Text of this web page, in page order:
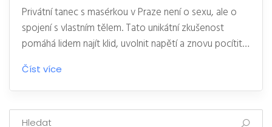
Privátní tanec s masérkou v Praze není o sexu, ale o
spojení s vlastním tělem. Tato unikátní zkušenost
pomáhá lidem najít klid, uvolnit napětí a znovu pocítit,
že jejich tělo je bezpečné místo.
Číst více